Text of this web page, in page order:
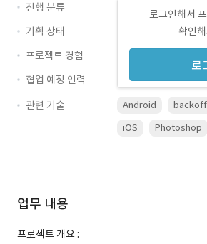
로그인해서
확인
로
진행 분류
기획 상태
프로젝트 경험
협업 예정 인력
관련 기술
Android
iOS
Photoshop
업무 내용
프로젝트 개요 :